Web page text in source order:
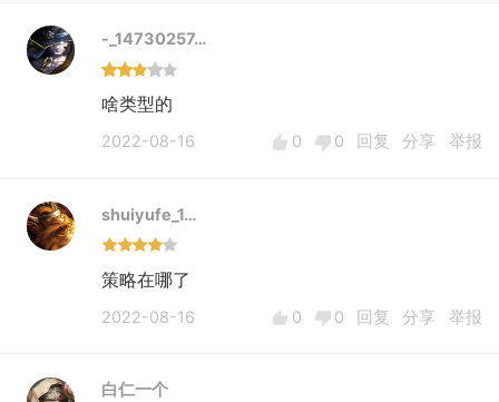
-_14730257…
啥类型的
2022-08-16 0 0 回复 分享 举报
shuiyufe_1…
策略在哪了
2022-08-16 0 0 回复 分享 举报
白仁一个